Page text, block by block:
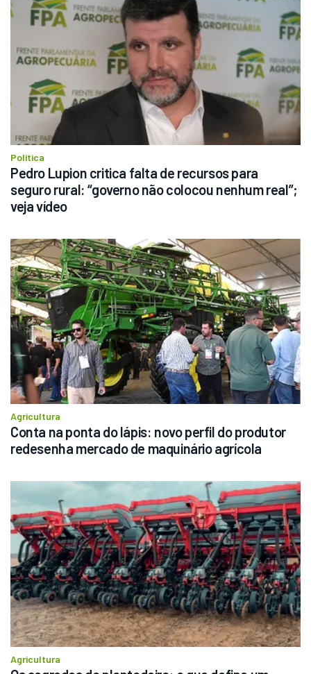
Política
Pedro Lupion critica falta de recursos para
seguro rural: “governo não colocou nenhum real”;
veja vídeo
Agricultura
Conta na ponta do lápis: novo perfil do produtor
redesenha mercado de maquinário agrícola
Agricultura